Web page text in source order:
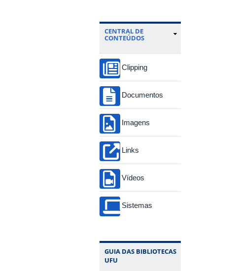
CENTRAL DE
CONTEÚDOS
Clipping
Documentos
Imagens
Links
Vídeos
Sistemas
GUIA DAS BIBLIOTECAS
UFU